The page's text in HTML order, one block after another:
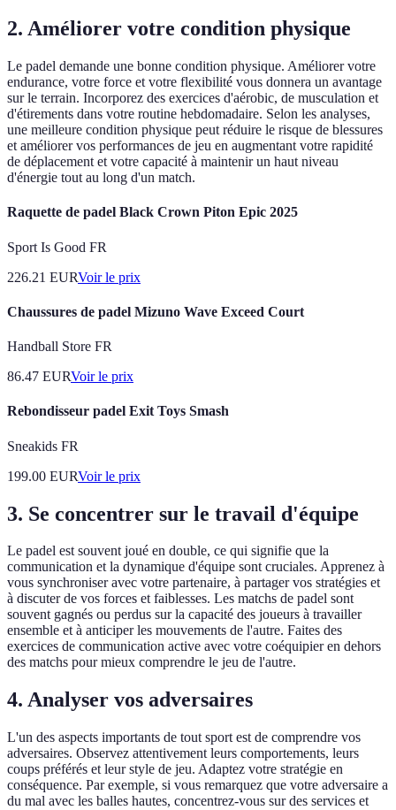
2. Améliorer votre condition physique
Le padel demande une bonne condition physique. Améliorer votre
endurance, votre force et votre flexibilité vous donnera un avantage
sur le terrain. Incorporez des exercices d'aérobic, de musculation et
d'étirements dans votre routine hebdomadaire. Selon les analyses,
une meilleure condition physique peut réduire le risque de blessures
et améliorer vos performances de jeu en augmentant votre rapidité
de déplacement et votre capacité à maintenir un haut niveau
d'énergie tout au long d'un match.
Raquette de padel Black Crown Piton Epic 2025
Sport Is Good FR
226.21 EURVoir le prix
Chaussures de padel Mizuno Wave Exceed Court
Handball Store FR
86.47 EURVoir le prix
Rebondisseur padel Exit Toys Smash
Sneakids FR
199.00 EURVoir le prix
3. Se concentrer sur le travail d'équipe
Le padel est souvent joué en double, ce qui signifie que la
communication et la dynamique d'équipe sont cruciales. Apprenez à
vous synchroniser avec votre partenaire, à partager vos stratégies et
à discuter de vos forces et faiblesses. Les matchs de padel sont
souvent gagnés ou perdus sur la capacité des joueurs à travailler
ensemble et à anticiper les mouvements de l'autre. Faites des
exercices de communication active avec votre coéquipier en dehors
des matchs pour mieux comprendre le jeu de l'autre.
4. Analyser vos adversaires
L'un des aspects importants de tout sport est de comprendre vos
adversaires. Observez attentivement leurs comportements, leurs
coups préférés et leur style de jeu. Adaptez votre stratégie en
conséquence. Par exemple, si vous remarquez que votre adversaire a
du mal avec les balles hautes, concentrez-vous sur des services et